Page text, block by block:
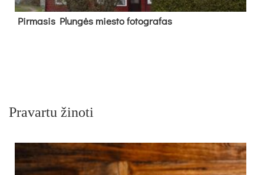
Pir­ma­sis Plun­gės mies­to fo­tog­ra­fas
Pravartu žinoti